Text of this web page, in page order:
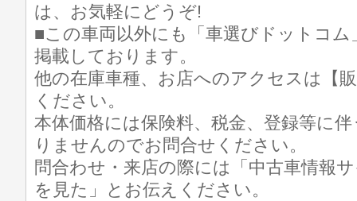
は、お気軽にどうぞ!
■この車両以外にも「車選びドットコ
掲載しております。
他の在庫車種、お店へのアクセスは【
ください。
本体価格には保険料、税金、登録等に
りませんのでお問合せください。
問合わせ・来店の際には「中古車情報
を見た」とお伝えください。